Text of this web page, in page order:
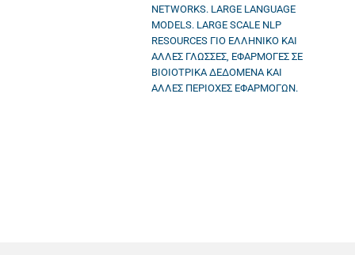
NETWORKS. LARGE LANGUAGE
MODELS. LARGE SCALE NLP
RESOURCES ΓΙΟ ΕΛΛΗΝΙΚΟ ΚΑΙ
ΑΛΛΕΣ ΓΛΩΣΣΕΣ, ΕΦΑΡΜΟΓΕΣ ΣΕ
ΒΙΟΙΟΤΡΙΚΑ ΔΕΔΟΜΕΝΑ ΚΑΙ
ΑΛΛΕΣ ΠΕΡΙΟΧΕΣ ΕΦΑΡΜΟΓΩΝ.